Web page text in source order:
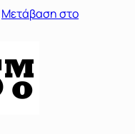
Μετάβαση στο